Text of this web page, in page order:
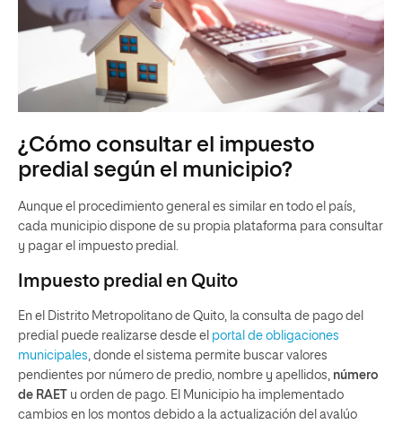
¿Cómo consultar el impuesto
predial según el municipio?
Aunque el procedimiento general es similar en todo el país,
cada municipio dispone de su propia plataforma para consultar
y pagar el impuesto predial.
Impuesto predial en Quito
En el Distrito Metropolitano de Quito, la consulta de pago del
predial puede realizarse desde el portal de obligaciones
municipales, donde el sistema permite buscar valores
pendientes por número de predio, nombre y apellidos, número
de RAET
u orden de pago. El Municipio ha implementado
cambios en los montos debido a la actualización del avalúo